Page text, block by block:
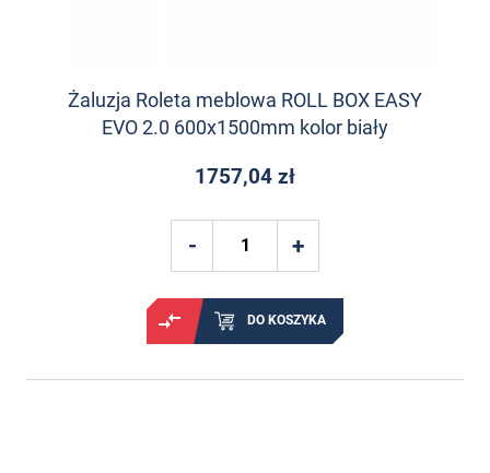
Żaluzja Roleta meblowa ROLL BOX EASY
EVO 2.0 600x1500mm kolor biały
1757,04 zł
DO KOSZYKA